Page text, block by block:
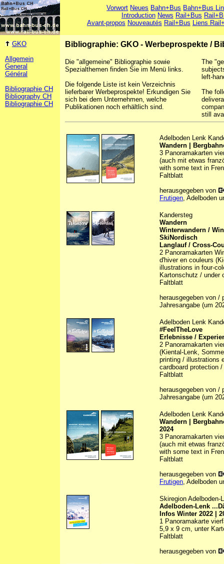
Vorwort Neues Bahn+Bus Bahn+Bus
Introduction News Rail+Bus
Avant-propos Nouveautés Rail+Bus Liens
GKO
Allgemein
General
Général
Bibliographie CH
Bibliography CH
Bibliographie CH
Bibliographie: GKO - Werbeprospekte /
Die "allgemeine" Bibliographie sowie
Spezialthemen finden Sie im Menü links.
Die folgende Liste ist kein Verzeichnis
lieferbarer Werbeprospekte! Erkundigen Sie
sich bei dem Unternehmen, welche
Publikationen noch erhältlich sind.
The
left-
The
still
Adelboden Lenk
Wandern |
3 Panoramakarten
(auch mit etwas
with some text in
Faltblatt
herausgegeben von
Frutigen, Adelboden
Kandersteg
Wandern
Winterwandern /
SkiNordisch
Langlauf / Cross-
2 Panoramakarten
d'hiver en couleurs
illustrations in four-
Kartonschutz / under
Faltblatt
herausgegeben von
Jahresangabe (um
Adelboden Lenk
#FeelTheLove
Erlebnisse /
2 Panoramakarten
(Kiental-Lenk,
printing / illustrations
cardboard protection
Faltblatt
herausgegeben von
Jahresangabe (um
Adelboden Lenk
Wandern |
2024
3 Panoramakarten
(auch mit etwas
with some text in
Faltblatt
herausgegeben von
Frutigen, Adelboden
Skiregion Adelboden-
Adelboden-Lenk
Infos Winter 2022 |
1 Panoramakarte
5,9 x 9 cm, unter
Faltblatt
herausgegeben von